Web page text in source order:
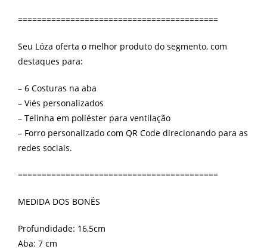
==========================================
Seu Lóza oferta o melhor produto do segmento, com
destaques para:
– 6 Costuras na aba
– Viés personalizados
– Telinha em poliéster para ventilação
– Forro personalizado com QR Code direcionando para as
redes sociais.
==========================================
MEDIDA DOS BONÉS
Profundidade: 16,5cm
Aba: 7 cm